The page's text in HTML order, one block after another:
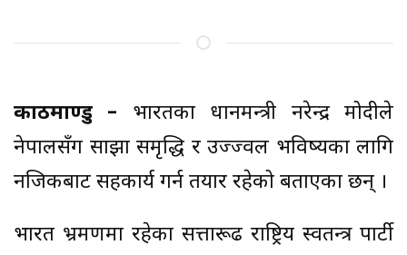
काठमाण्डु – भारतका प्रधानमन्त्री नरेन्द्र मोदीले
नेपालसँग साझा समृद्धि र उज्ज्वल भविष्यका लागि
नजिकबाट सहकार्य गर्न तयार रहेको बताएका छन् ।
भारत भ्रमणमा रहेका सत्तारूढ राष्ट्रिय स्वतन्त्र पार्टी